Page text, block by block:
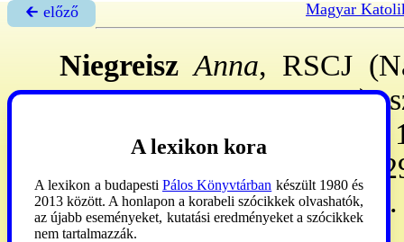
🡰 előző Magyar
Niegreisz Anna, RSCJ
12.-Bp., 1946. nov. 20.):
→Szent Szív Társaság
örök fog-át uo. tette.
ruhatáros, 1944:
A lexikon kora
A lexikon a budapesti Pálos Könyvtárban készült 1980 és
2013 között. A honlapon a korabeli szócikkek olvashatók,
az újabb eseményeket, kutatási eredményeket a szócikkek
nem tartalmazzák.